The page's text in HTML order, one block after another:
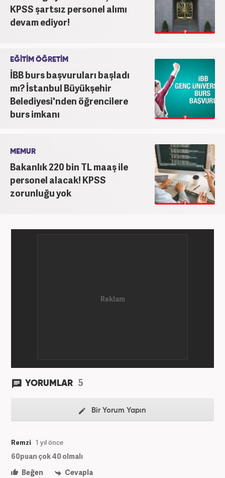
KPSS şartsız personel alımı
devam ediyor!
EĞİTİM ÖĞRETİM
İBB burs başvuruları başladı
mı? İstanbul Büyükşehir
Belediyesi'nden öğrencilere
burs imkanı
MEMUR
Bakanlık 220 bin TL maaş ile
personel alacak! KPSS
zorunluğu yok
YORUMLAR 5
Bir Yorum Yapın
Remzi 1 yıl önce
60puan çok 40 olmalı
Beğen
Cevapla